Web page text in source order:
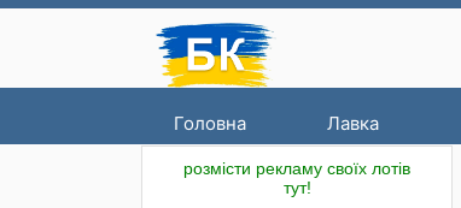
Головна Лавка
розмісти рекламу своїх лотів
тут!